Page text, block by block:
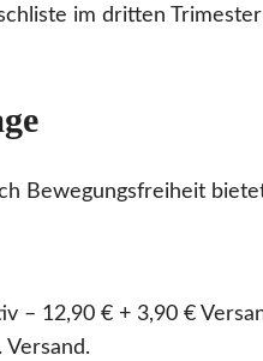
im dritten Trimester
Bewegungsfreiheit
– 12,90 € + 3,90 €
Versand.